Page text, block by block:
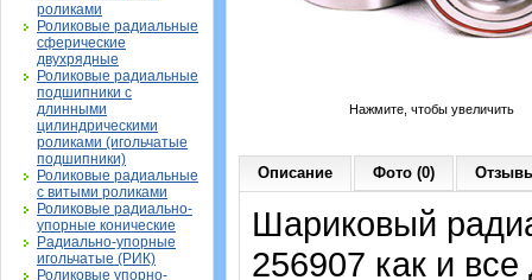
роликами
Роликовые радиальные
сферические
двухрядные
Роликовые радиальные
подшипники с
длинными
цилиндрическими
роликами (игольчатые
подшипники)
Роликовые радиальные
с витыми роликами
Роликовые радиально-
упорные конические
Радиально-упорные
игольчатые (РИК)
Роликовые упорно-
Нажмите, чтобы увеличить
Описание Фото (0)
Шариковый
256907 как и все